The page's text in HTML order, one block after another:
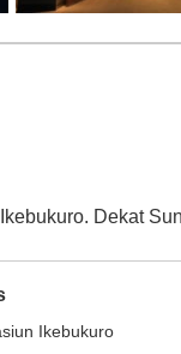
Dekat
Ikebukuro